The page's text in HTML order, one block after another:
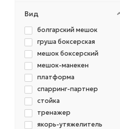
33-37
34,8
35
35-40
35-45
36
38
38-40
4,3
40
Вид
болгарский мешок
груша боксерская
мешок боксерский
мешок-манекен
платформа
спарринг-партнер
стойка
тренажер
якорь-утяжелитель